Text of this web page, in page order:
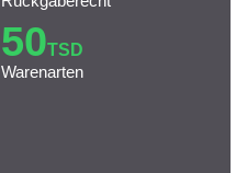
50TSD
Warenarten